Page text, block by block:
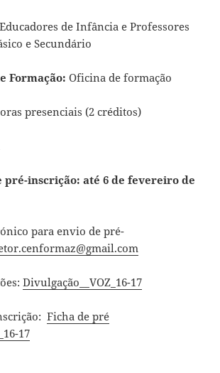
Educadores de Infância e Professores
e Secundário
Formação:Oficina de formação
presenciais (2 créditos)
pré-inscrição: até 6 de fevereiro de
para envio de pré-
Divulgação__VOZ_16-17
Ficha de pré
17